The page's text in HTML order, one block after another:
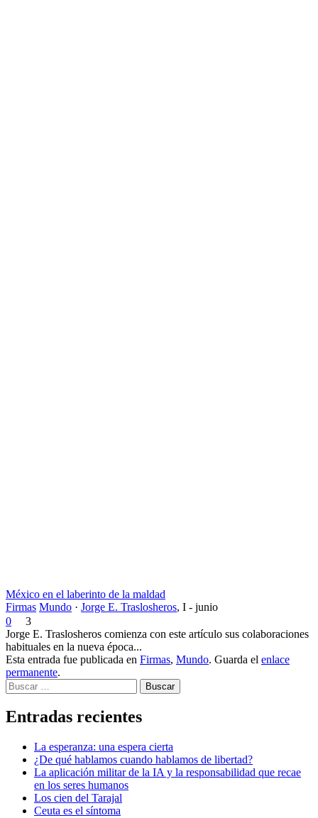
México en el laberinto de la maldad
Firmas Mundo · Jorge E. Traslosheros, I - junio
0
3
Jorge E. Traslosheros comienza con este artículo sus colaboraciones
habituales en la nueva época...
Esta entrada fue publicada en Firmas, Mundo. Guarda el enlace
permanente.
Buscar
Entradas recientes
La esperanza: una espera cierta
¿De qué hablamos cuando hablamos de libertad?
La aplicación militar de la IA y la responsabilidad que recae
en los seres humanos
Los cien del Tarajal
Ceuta es el síntoma